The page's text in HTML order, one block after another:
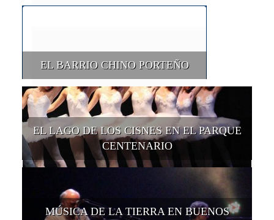
EL BARRIO CHINO PORTEÑO
EL LAGO DE LOS CISNES EN EL PARQUE
CENTENARIO
MÚSICA DE LA TIERRA EN BUENOS